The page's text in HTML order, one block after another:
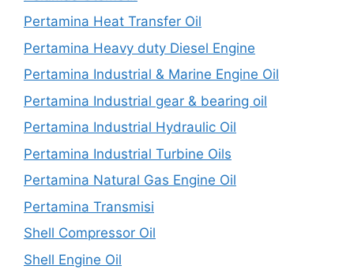
Pertamina Heat Transfer Oil
Pertamina Heavy duty Diesel Engine
Pertamina Industrial & Marine Engine Oil
Pertamina Industrial gear & bearing oil
Pertamina Industrial Hydraulic Oil
Pertamina Industrial Turbine Oils
Pertamina Natural Gas Engine Oil
Pertamina Transmisi
Shell Compressor Oil
Shell Engine Oil